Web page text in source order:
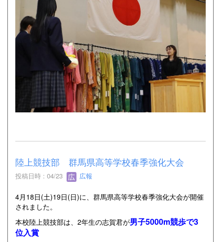
陸上競技部 群馬県高等学校春季強化大会
投稿日時 : 04/23 広報
4月18日(土)19日(日)に、群馬県高等学校春季強化大会が開催
されました。
本校陸上競技部は、2年生の志賀君が男子5000m競歩で3
位入賞